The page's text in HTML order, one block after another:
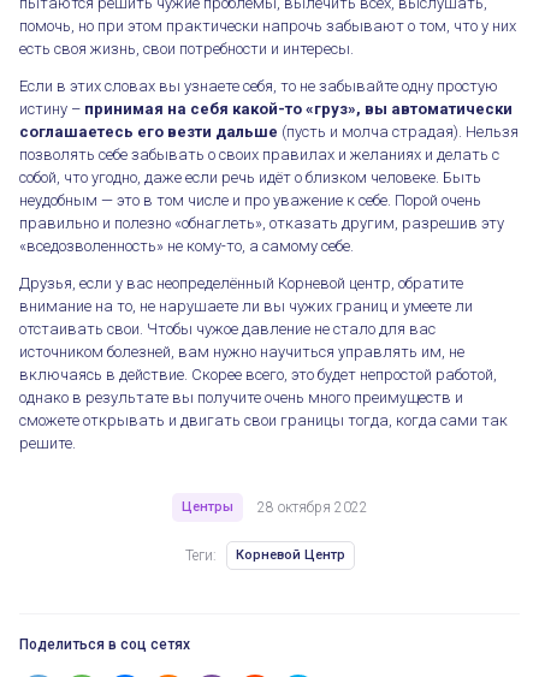
Личные границы – проблема неопределённого Корневого центра
помочь, но при этом практически напрочь забывают о том, что у них
есть своя жизнь, свои потребности и интересы.
Если в этих словах вы узнаете себя, то не забывайте одну простую
истину – принимая на себя какой-то «груз», вы автоматически
соглашаетесь его везти дальше (пусть и молча страдая). Нельзя
позволять себе забывать о своих правилах и желаниях и делать с
собой, что угодно, даже если речь идёт о близком человеке. Быть
неудобным — это в том числе и про уважение к себе. Порой очень
правильно и полезно «обнаглеть», отказать другим, разрешив эту
«вседозволенность» не кому-то, а самому себе.
Друзья, если у вас неопределённый Корневой центр, обратите
внимание на то, не нарушаете ли вы чужих границ и умеете ли
отстаивать свои. Чтобы чужое давление не стало для вас
источником болезней, вам нужно научиться управлять им, не
включаясь в действие. Скорее всего, это будет непростой работой,
однако в результате вы получите очень много преимуществ и
сможете открывать и двигать свои границы тогда, когда сами так
решите.
Центры 28 октября 2022
Теги: Корневой Центр
Поделиться в соц сетях